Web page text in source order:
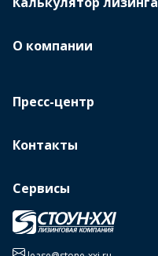
О компании
Пресс-центр
Контакты
Сервисы